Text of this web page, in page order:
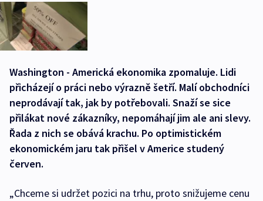
Washington - Americká ekonomika zpomaluje. Lidi
přicházejí o práci nebo výrazně šetří. Malí obchodníci
neprodávají tak, jak by potřebovali. Snaží se sice
přilákat nové zákazníky, nepomáhají jim ale ani slevy.
Řada z nich se obává krachu. Po optimistickém
ekonomickém jaru tak přišel v Americe studený
červen.
„Chceme si udržet pozici na trhu, proto snižujeme cenu